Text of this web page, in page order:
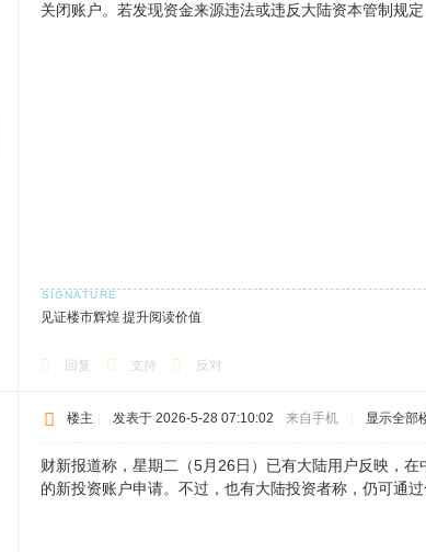
关闭账户。若发现资金来源违法或违反大陆资本管制规定
见证楼市辉煌 提升阅读价值
回复 支持 反对
楼主 发表于 2026-5-28 07:10:02 来自手机 显示全部
财新报道称，星期二（5月26日）已有大陆用户反映，
的新投资账户申请。不过，也有大陆投资者称，仍可通